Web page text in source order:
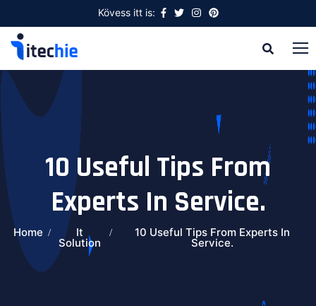
Kövess itt is:
10 Useful Tips From
Experts In Service.
Home It
Solution
10 Useful Tips From Experts In
Service.